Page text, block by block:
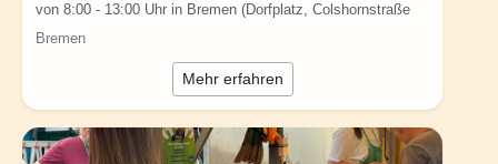
von 8:00 - 13:00 Uhr in Bremen (Dorfplatz, Colshornstraße
36, 28307 Bremen) statt (Quelle...
Bremen
Mehr erfahren